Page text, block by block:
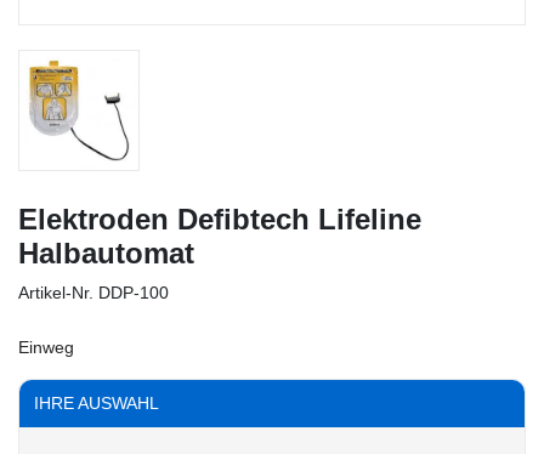
Elektroden Defibtech Lifeline
Halbautomat
Artikel-Nr. DDP-100
Einweg
IHRE AUSWAHL